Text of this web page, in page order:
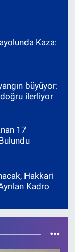
Kaza:
büyüyor:
ilerliyor
17
Hakkari
Kadro